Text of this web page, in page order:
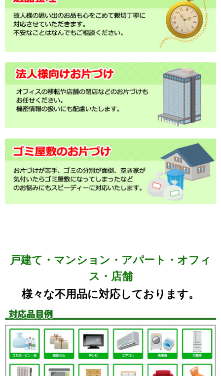
戸建て・マンション・アパート・オフィ
ス・店舗
様々な不用品に対応しております。